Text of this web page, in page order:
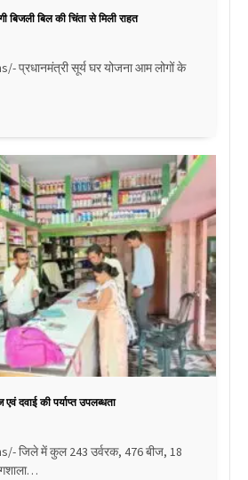
बिजली बिल की चिंता से मिली राहत
प्रधानमंत्री सूर्य घर योजना आम लोगों के
दवाई की पर्याप्त उपलब्धता
जिले में कुल 243 उर्वरक, 476 बीज, 18